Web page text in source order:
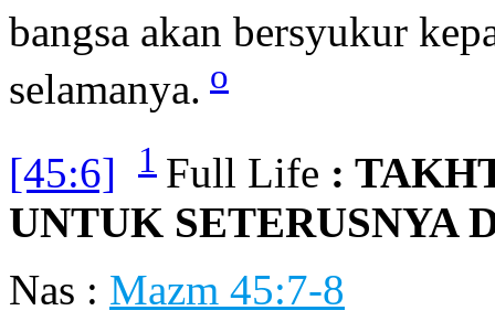
bangsa akan bersyukur
selamanya. o
[45:6] 1 Full Life :
UNTUK SETERUSNYA
Nas : Mazm 45:7-8